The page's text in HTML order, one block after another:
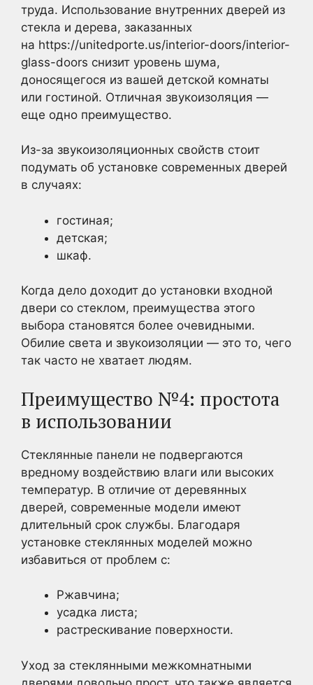
труда. Использование внутренних дверей из
стекла и дерева, заказанных
на https://unitedporte.us/interior-doors/interior-
glass-doors снизит уровень шума,
доносящегося из вашей детской комнаты
или гостиной. Отличная звукоизоляция —
еще одно преимущество.
Из-за звукоизоляционных свойств стоит
подумать об установке современных дверей
в случаях:
гостиная;
детская;
шкаф.
Когда дело доходит до установки входной
двери со стеклом, преимущества этого
выбора становятся более очевидными.
Обилие света и звукоизоляции — это то, чего
так часто не хватает людям.
Преимущество №4: простота
в использовании
Стеклянные панели не подвергаются
вредному воздействию влаги или высоких
температур. В отличие от деревянных
дверей, современные модели имеют
длительный срок службы. Благодаря
установке стеклянных моделей можно
избавиться от проблем с:
Ржавчина;
усадка листа;
растрескивание поверхности.
Уход за стеклянными межкомнатными